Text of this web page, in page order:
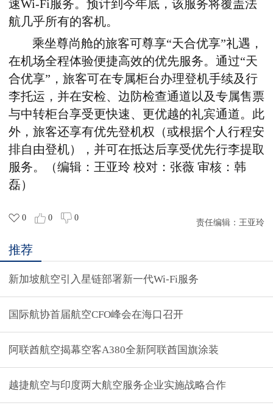
速Wi-Fi服务。 预计到今年底，该服务将覆盖法
航几乎所有的客机。
乘坐尊尚舱的旅客可尊享“天合优享”礼遇，
在机场全程体验便捷高效的优先服务。通过“天
合优享”，旅客可在专属柜台办理登机手续及行
李托运，并在安检、边防检查通道以及专属售票
与中转柜台享受更快速、更优越的礼宾通道。此
外，旅客还享有优先登机权（或根据个人行程安
排自由登机），并可在抵达后享受优先行李提取
服务。
（编辑：王亚玲 校对：张薇 审核：韩
磊）
0 0 0
责任编辑： 王亚玲
推荐
新加坡航空引入星链部署新一代Wi-Fi服务
国际航协首届航空CFO峰会在海口召开
阿联酋航空揭幕空客A380全新阿联酋国旗涂装
越捷航空与印度两大航空服务企业实施战略合作